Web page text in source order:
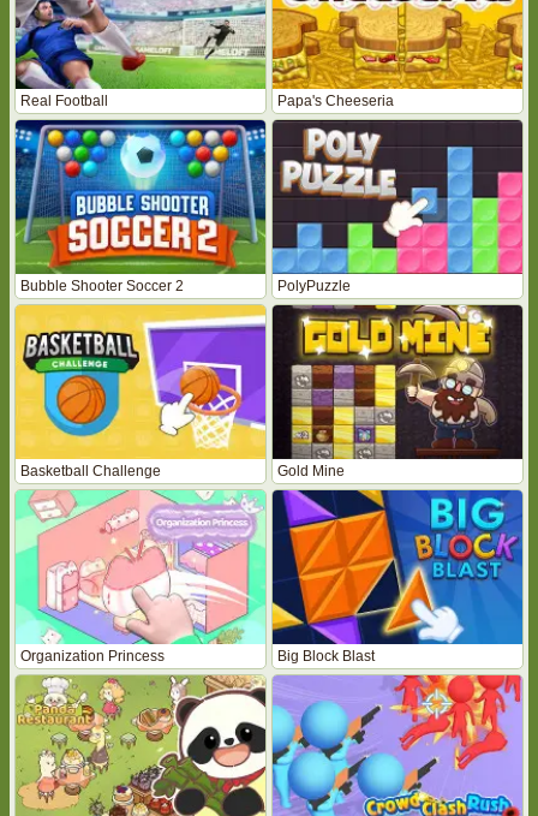
Real Football Papa's Cheeseria
Bubble Shooter Soccer 2 PolyPuzzle
Basketball Challenge Gold Mine
Organization Princess Big Block Blast